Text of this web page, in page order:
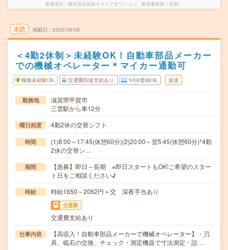
派遣会社 株式会社綜合キャリアオプション 製造事業部（全国）
未読 掲載日 2026/08/06
＜4勤2休制＞未経験OK！自動車部品メーカー
での機械オペレーター＊マイカー通勤可
職種未経験OK 交通費別途支給あり WEB登録OK 派遣
勤務地
滋賀県甲賀市
三雲駅から車12分
曜日頻度 4勤2休の交替シフト
時間
(1)8:00～17:45(休憩60分)(2)20:00～翌5:45(休憩60分)*4勤
2休の交替シ…
期間
【急募】即日～長期 ※即日スタートもOK!ご希望のスター
ト日をご相談ください♪
時給 時給1650～2062円＋交 深夜手当あり
交通費
交通費支給あり
仕事内容
【高収入！自動車部品メーカーで機械オペレーター】・刃
具、砥石の交換、チェック・測定機器で寸法測定・設…